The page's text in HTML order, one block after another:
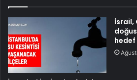
İsrail,
hedef